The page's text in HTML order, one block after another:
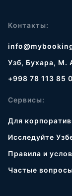
Контакты:
Узб, Бухара, М.
+998 78 113 85
Сервисы:
Для
Исследуйте
Правила и
Частые